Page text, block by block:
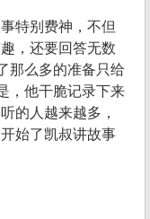
特别费神，不但
，还要回答无数
那么多的准备只给
，他干脆记录下来
的人越来越多，
始了凯叔讲故事